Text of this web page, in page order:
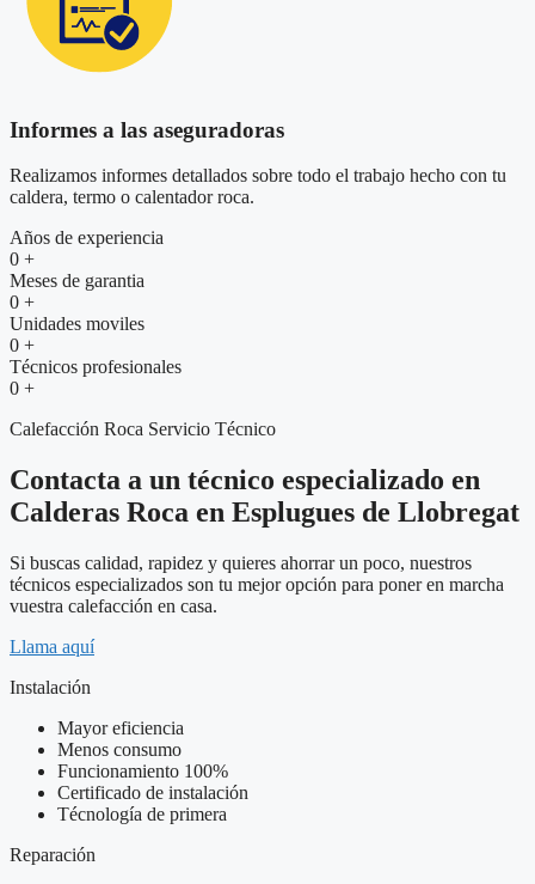
Informes a las aseguradoras
Realizamos informes detallados sobre todo el trabajo hecho con tu
caldera, termo o calentador roca.
Años de experiencia
0 +
Meses de garantia
0 +
Unidades moviles
0 +
Técnicos profesionales
0 +
Calefacción Roca Servicio Técnico
Contacta a un técnico especializado en
Calderas Roca en Esplugues de Llobregat
Si buscas calidad, rapidez y quieres ahorrar un poco, nuestros
técnicos especializados son tu mejor opción para poner en marcha
vuestra calefacción en casa.
Llama aquí
Instalación
Mayor eficiencia
Menos consumo
Funcionamiento 100%
Certificado de instalación
Técnología de primera
Reparación